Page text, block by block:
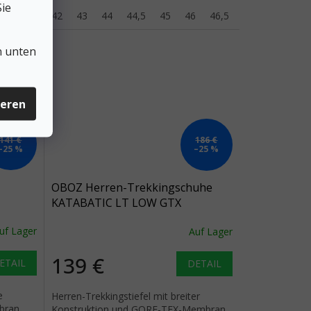
unten
42
43 44 44,5 45 46 46,5
141 €
%
Lager
186 €
–25 %
OBOZ Herren-Trekkingschuhe
KATABATIC LT LOW GTX
Auf Lager
139 € DETAIL
Herren-Trekkingstiefel mit breiter